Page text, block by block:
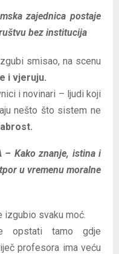
zajednica postaje
bez institucija
smisao, na scenu
i vjeruju.
i novinari – ljudi koji
nešto što sistem ne
– Kako znanje, istina i
u vremenu moralne
izgubio svaku moć.
opstati tamo gdje
profesora ima veću